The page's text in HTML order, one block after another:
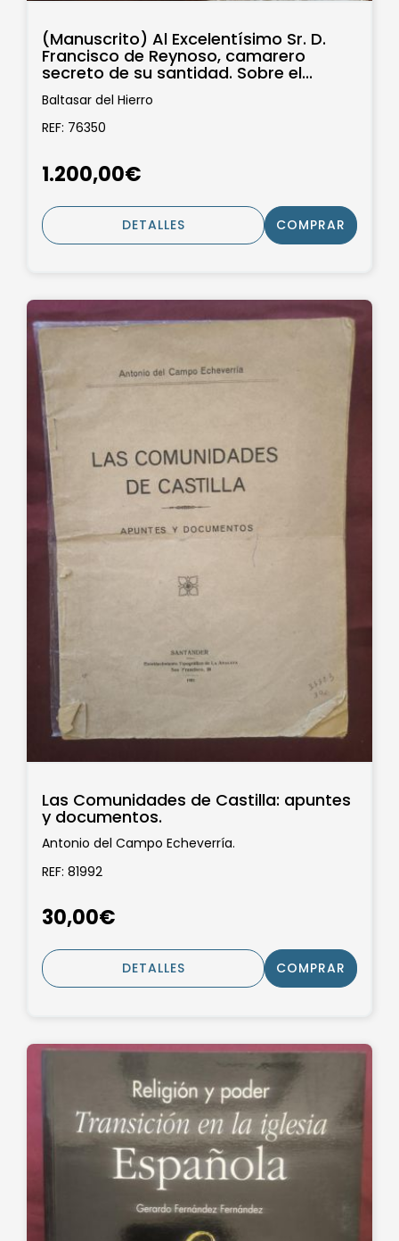
(Manuscrito) Al Excelentísimo Sr. D.
Francisco de Reynoso, camarero
secreto de su santidad. Sobre el...
Baltasar del Hierro
REF: 76350
1.200,00€
DETALLES COMPRAR
Las Comunidades de Castilla: apuntes
y documentos.
Antonio del Campo Echeverría.
REF: 81992
30,00€
DETALLES COMPRAR